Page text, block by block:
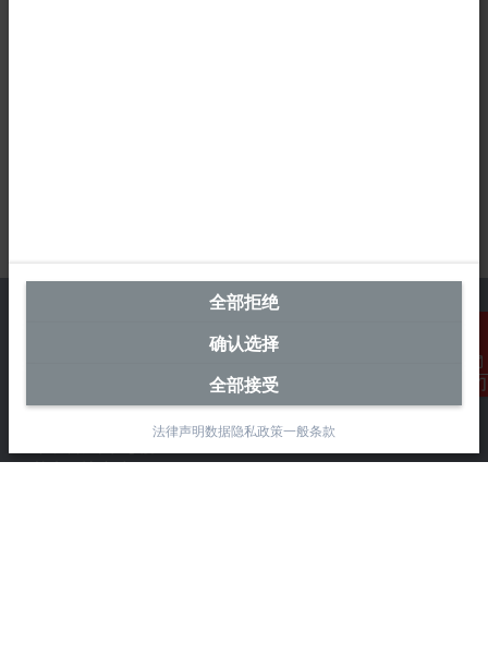
联系我们
毕孚自动化设备贸易(上海)有限公司
市北智汇园4号楼
静安区汶水路 299 弄 9-10 号
全部拒绝
确认选择
全部接受
法律声明数据隐私政策一般条款